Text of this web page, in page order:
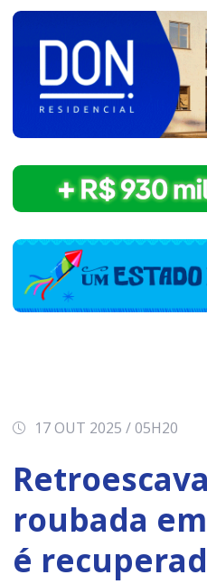
17 OUT 2025 / 05H20
roubada
é